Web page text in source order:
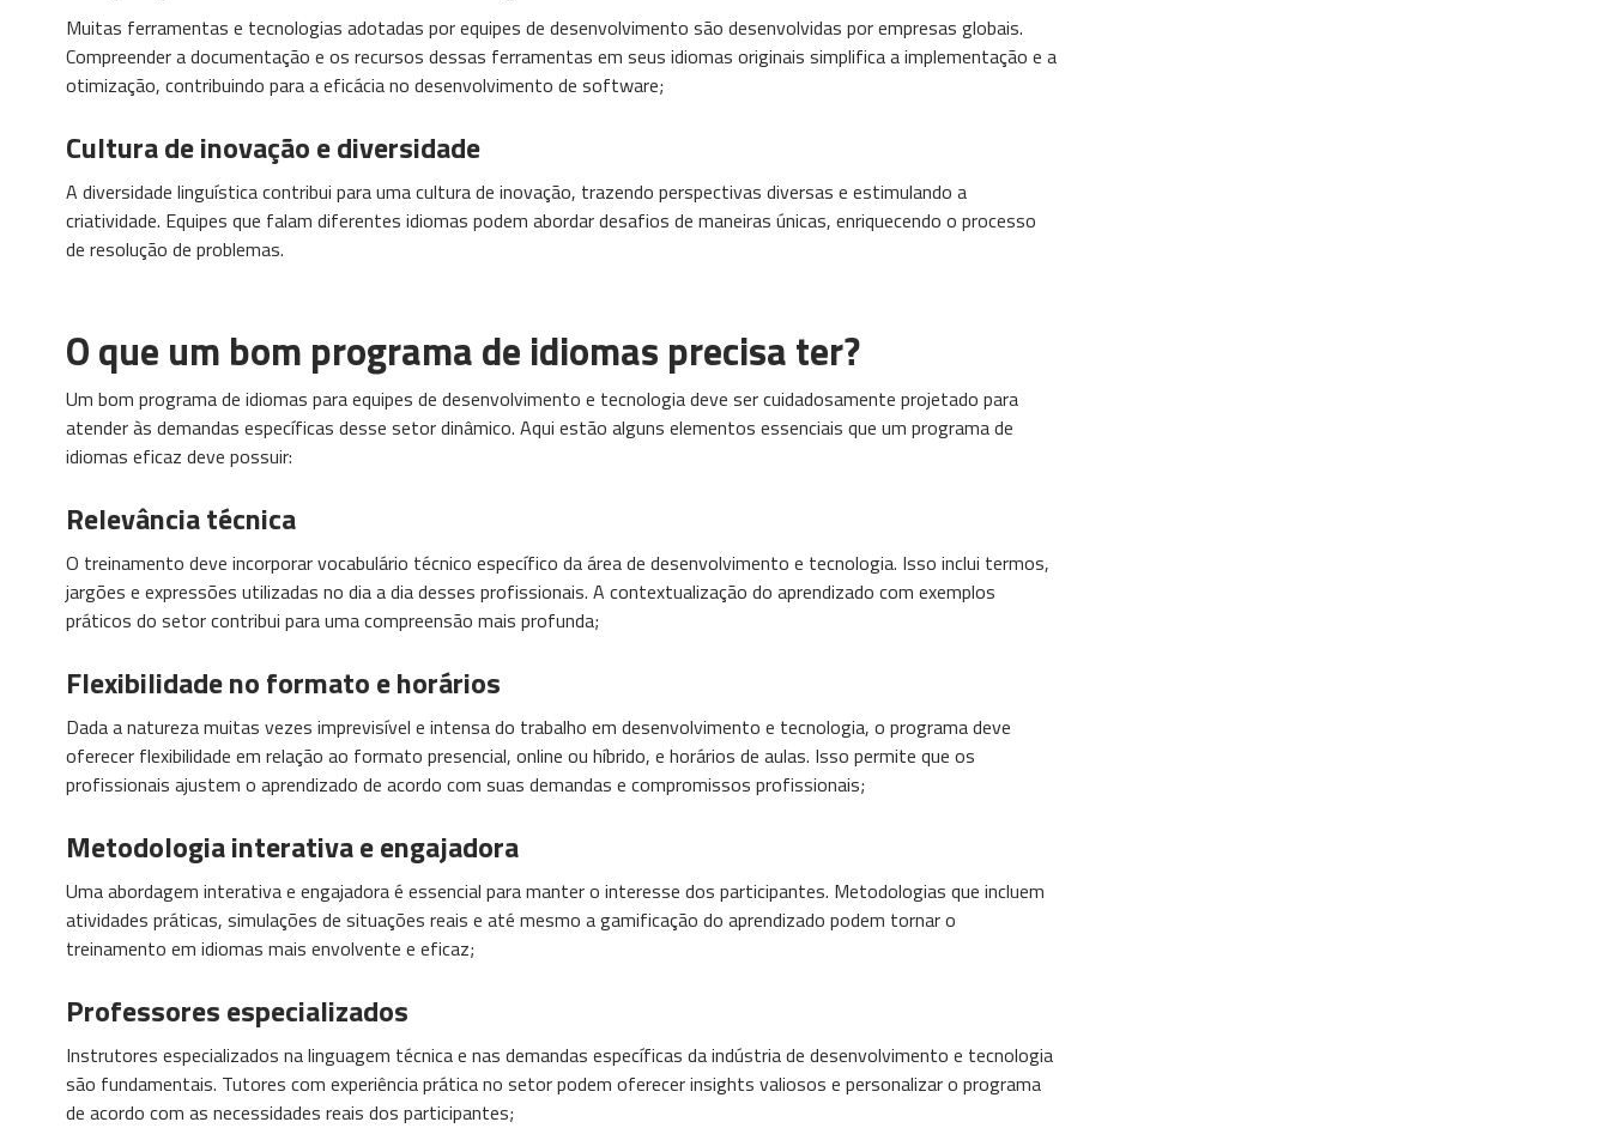
Muitas ferramentas e tecnologias adotadas por equipes de desenvolvimento são desenvolvidas por empresas globais.
Compreender a documentação e os recursos dessas ferramentas em seus idiomas originais simplifica a implementação e a
otimização, contribuindo para a eficácia no desenvolvimento de software;
Cultura de inovação e diversidade
A diversidade linguística contribui para uma cultura de inovação, trazendo perspectivas diversas e estimulando a
criatividade. Equipes que falam diferentes idiomas podem abordar desafios de maneiras únicas, enriquecendo o processo
de resolução de problemas.
O que um bom programa de idiomas precisa ter?
Um bom programa de idiomas para equipes de desenvolvimento e tecnologia deve ser cuidadosamente projetado para
atender às demandas específicas desse setor dinâmico. Aqui estão alguns elementos essenciais que um programa de
idiomas eficaz deve possuir:
Relevância técnica
O treinamento deve incorporar vocabulário técnico específico da área de desenvolvimento e tecnologia. Isso inclui termos,
jargões e expressões utilizadas no dia a dia desses profissionais. A contextualização do aprendizado com exemplos
práticos do setor contribui para uma compreensão mais profunda;
Flexibilidade no formato e horários
Dada a natureza muitas vezes imprevisível e intensa do trabalho em desenvolvimento e tecnologia, o programa deve
oferecer flexibilidade em relação ao formato presencial, online ou híbrido, e horários de aulas. Isso permite que os
profissionais ajustem o aprendizado de acordo com suas demandas e compromissos profissionais;
Metodologia interativa e engajadora
Uma abordagem interativa e engajadora é essencial para manter o interesse dos participantes. Metodologias que incluem
atividades práticas, simulações de situações reais e até mesmo a gamificação do aprendizado podem tornar o
treinamento em idiomas mais envolvente e eficaz;
Professores especializados
Instrutores especializados na linguagem técnica e nas demandas específicas da indústria de desenvolvimento e tecnologia
são fundamentais. Tutores com experiência prática no setor podem oferecer insights valiosos e personalizar o programa
de acordo com as necessidades reais dos participantes;